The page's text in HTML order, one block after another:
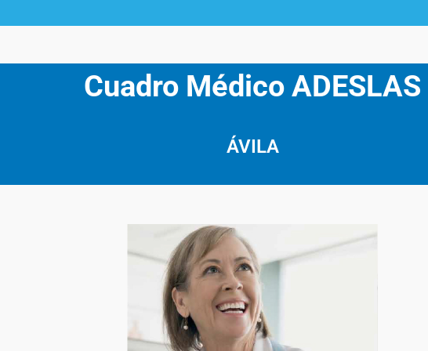
Cuadro Médico ADESLAS
ÁVILA